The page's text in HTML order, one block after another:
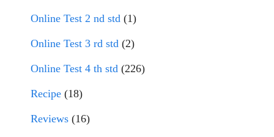
Online Test 2 nd std (1)
Online Test 3 rd std (2)
Online Test 4 th std (226)
Recipe (18)
Reviews (16)